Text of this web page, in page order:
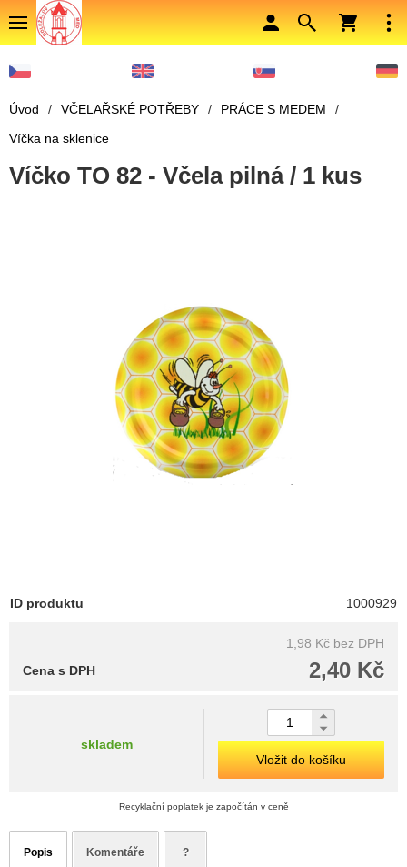
Úvod / VČELAŘSKÉ POTŘEBY / PRÁCE S MEDEM
/
Víčka na sklenice
Víčko TO 82 - Včela pilná / 1 kus
ID produktu 1000929
1,98 Kč bez DPH
2,40 Kč
Cena s DPH
skladem
Vložit do košíku
Recyklační poplatek je započítán v ceně
Popis Komentáře ?